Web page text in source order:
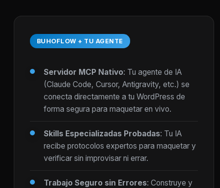
BUHOFLOW + TU AGENTE
Servidor MCP Nativo: Tu agente de IA
(Claude Code, Cursor, Antigravity, etc.) se
conecta directamente a tu WordPress de
forma segura para maquetar en vivo.
Skills Especializadas Probadas: Tu IA
recibe protocolos expertos para maquetar y
verificar sin improvisar ni errar.
Trabajo Seguro sin Errores: Construye y